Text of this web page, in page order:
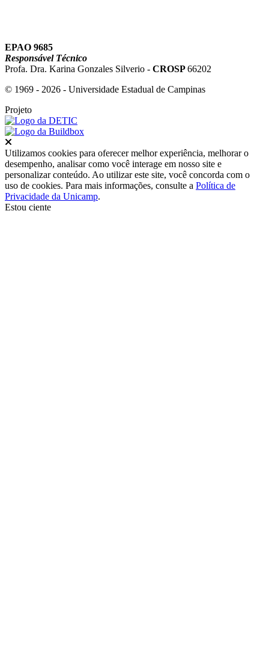
EPAO 9685
Responsável Técnico
Profa. Dra. Karina Gonzales Silverio - CROSP66202
© 1969 - 2026 - Universidade Estadual de Campinas
Projeto
Utilizamos cookies para oferecer melhor experiência, melhorar o
desempenho, analisar como você interage em nosso site e
personalizar conteúdo. Ao utilizar este site, você concorda com o
uso de cookies. Para mais informações, consulte a Política de
Privacidade da Unicamp.
Estou ciente